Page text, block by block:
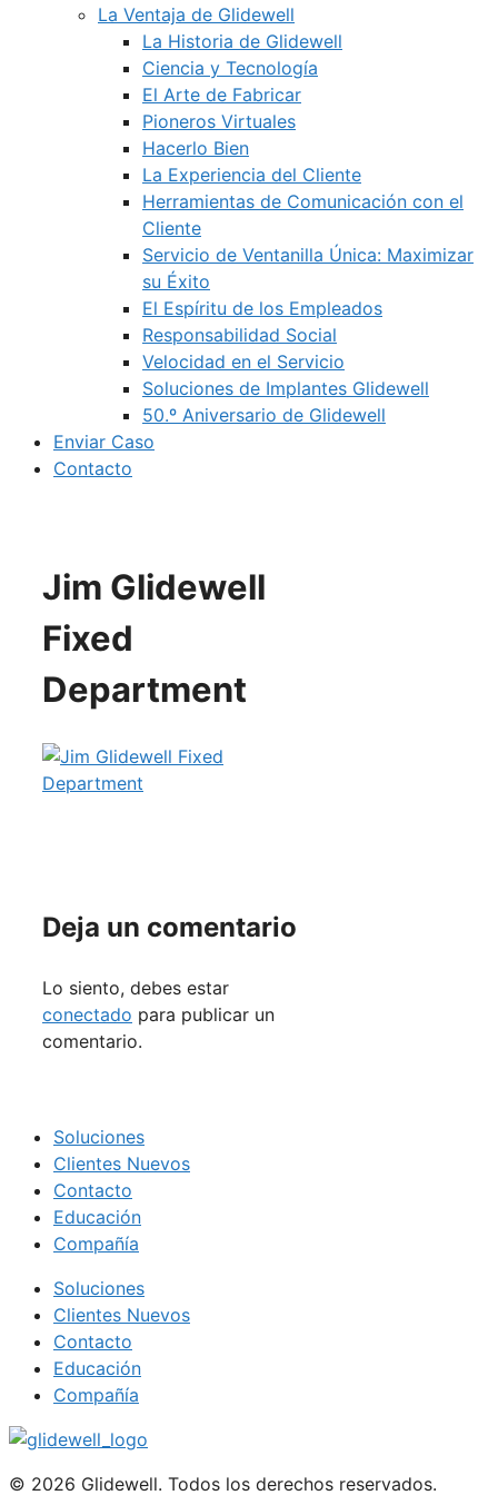
La Ventaja de Glidewell
La Historia de Glidewell
Ciencia y Tecnología
El Arte de Fabricar
Pioneros Virtuales
Hacerlo Bien
La Experiencia del Cliente
Herramientas de Comunicación con el
Cliente
Servicio de Ventanilla Única: Maximizar
su Éxito
El Espíritu de los Empleados
Responsabilidad Social
Velocidad en el Servicio
Soluciones de Implantes Glidewell
50.º Aniversario de Glidewell
Enviar Caso
Contacto
Jim Glidewell
Fixed
Department
Deja un comentario
Lo siento, debes estar
conectado para publicar un
comentario.
Soluciones
Clientes Nuevos
Contacto
Educación
Compañía
Soluciones
Clientes Nuevos
Contacto
Educación
Compañía
© 2026 Glidewell. Todos los derechos reservados.